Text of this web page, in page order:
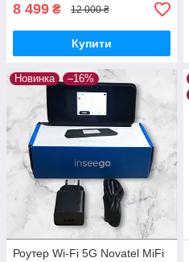
8 499 ₴ 12 000 ₴
Купити
Новинка –16%
Роутер Wi-Fi 5G Novatel MiFi